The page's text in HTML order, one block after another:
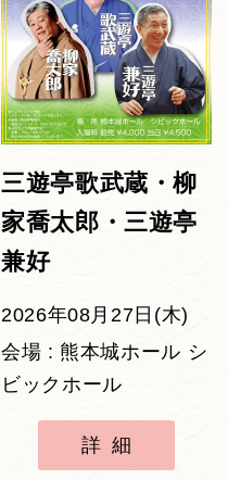
三遊亭歌武蔵・柳
家喬太郎・三遊亭
兼好
2026年08月27日(木)
会場 : 熊本城ホール シ
ビックホール
詳細